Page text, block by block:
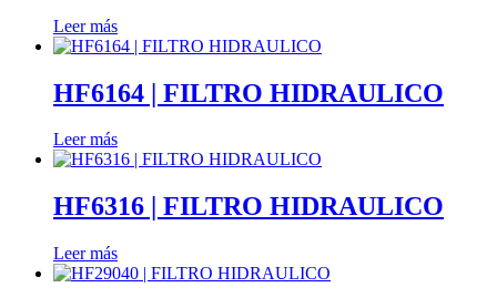
Leer más
HF6164 | FILTRO HIDRAULICO
Leer más
HF6316 | FILTRO HIDRAULICO
Leer más